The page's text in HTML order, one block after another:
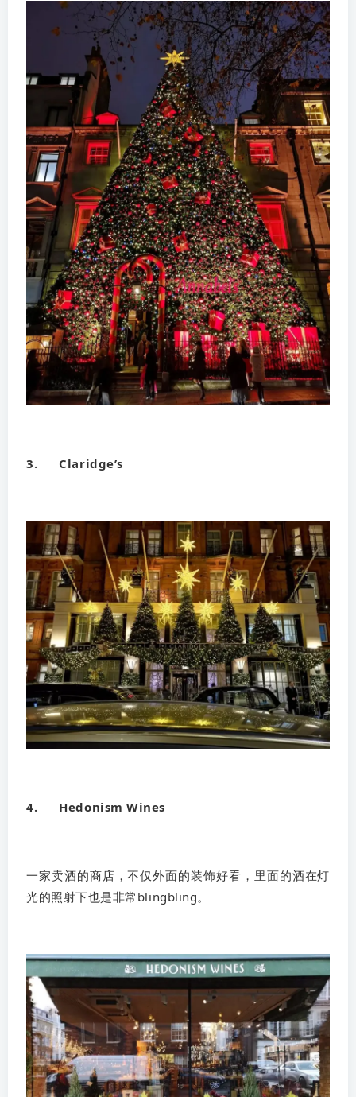
3. Claridge’s
4. Hedonism Wines
一家卖酒的商店，不仅外面的装饰好看，里面的酒在灯
光的照射下也是非常blingbling。